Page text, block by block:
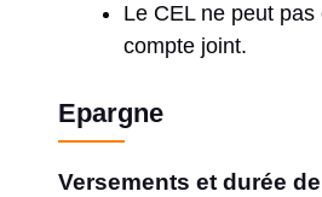
Le CEL ne peut
compte joint.
Epargne
Versements et durée